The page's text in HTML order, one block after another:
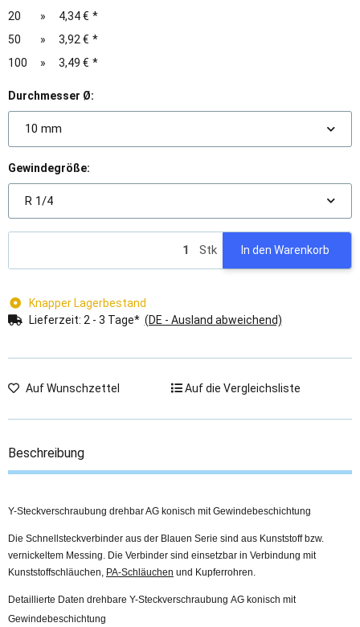
20
» 4,34 € *
50
» 3,92 € *
100
» 3,49 € *
Durchmesser Ø:
10 mm
Gewindegröße:
R 1/4
Stk In den Warenkorb
Knapper Lagerbestand
Lieferzeit: 2 - 3 Tage* (DE - Ausland abweichend)
Auf Wunschzettel Auf die Vergleichsliste
Beschreibung
Y-Steckverschraubung drehbar AG konisch mit Gewindebeschichtung
Die Schnellsteckverbinder aus der Blauen Serie sind aus Kunststoff bzw.
vernickeltem Messing. Die Verbinder sind einsetzbar in Verbindung mit
Kunststoffschläuchen, PA-Schläuchen und Kupferrohren.
Detaillierte Daten drehbare Y-Steckverschraubung AG konisch mit
Gewindebeschichtung